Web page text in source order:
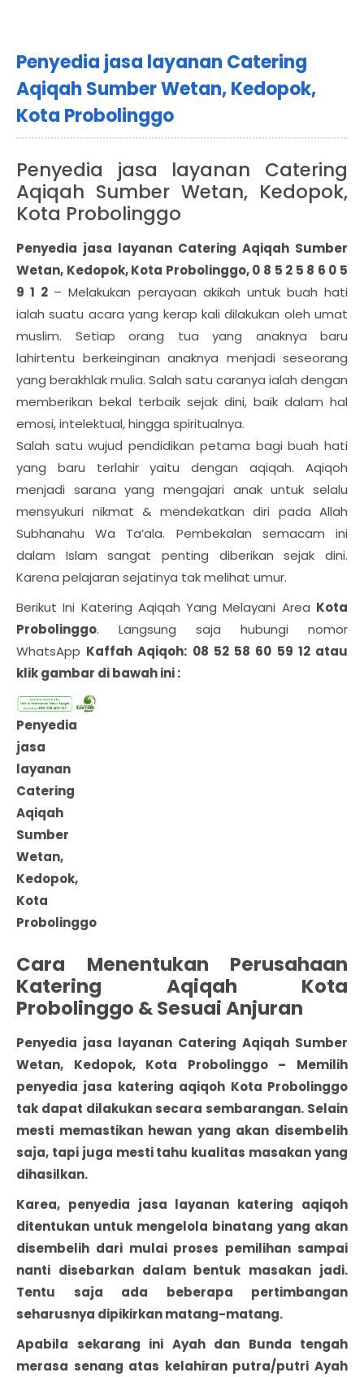
Penyedia jasa layanan Catering
Aqiqah Sumber Wetan, Kedopok,
Kota Probolinggo
Penyedia jasa layanan Catering
Aqiqah Sumber Wetan, Kedopok,
Kota Probolinggo
Penyedia jasa layanan Catering Aqiqah Sumber
Wetan, Kedopok, Kota Probolinggo, 0 8 5 2 5 8 6 0 5
9 1 2 – Melakukan perayaan akikah untuk buah hati
ialah suatu acara yang kerap kali dilakukan oleh umat
muslim. Setiap orang tua yang anaknya baru
lahirtentu berkeinginan anaknya menjadi seseorang
yang berakhlak mulia. Salah satu caranya ialah dengan
memberikan bekal terbaik sejak dini, baik dalam hal
emosi, intelektual, hingga spiritualnya.
Salah satu wujud pendidikan petama bagi buah hati
yang baru terlahir yaitu dengan aqiqah. Aqiqoh
menjadi sarana yang mengajari anak untuk selalu
mensyukuri nikmat & mendekatkan diri pada Allah
Subhanahu Wa Ta’ala. Pembekalan semacam ini
dalam Islam sangat penting diberikan sejak dini.
Karena pelajaran sejatinya tak melihat umur.
Berikut Ini Katering Aqiqah Yang Melayani Area Kota
Probolinggo. Langsung saja hubungi nomor
WhatsApp Kaffah Aqiqoh: 08 52 58 60 59 12 atau
klik gambar di bawah ini :
Penyedia
jasa
layanan
Catering
Aqiqah
Sumber
Wetan,
Kedopok,
Kota
Probolinggo
Cara Menentukan Perusahaan
Katering Aqiqah Kota
Probolinggo & Sesuai Anjuran
Penyedia jasa layanan Catering Aqiqah Sumber
Wetan, Kedopok, Kota Probolinggo – Memilih
penyedia jasa katering aqiqoh Kota Probolinggo
tak dapat dilakukan secara sembarangan. Selain
mesti memastikan hewan yang akan disembelih
saja, tapi juga mesti tahu kualitas masakan yang
dihasilkan.
Karea, penyedia jasa layanan katering aqiqoh
ditentukan untuk mengelola binatang yang akan
disembelih dari mulai proses pemilihan sampai
nanti disebarkan dalam bentuk masakan jadi.
Tentu saja ada beberapa pertimbangan
seharusnya dipikirkan matang-matang.
Apabila sekarang ini Ayah dan Bunda tengah
merasa senang atas kelahiran putra/putri Ayah